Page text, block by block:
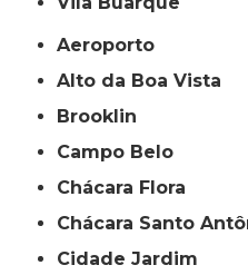
Aeroporto
Alto da Boa Vista
Brooklin
Campo Belo
Chácara Flora
Chácara Santo
Cidade Jardim